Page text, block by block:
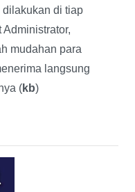
dilakukan di tiap
mudahan para
langsung
(kb)